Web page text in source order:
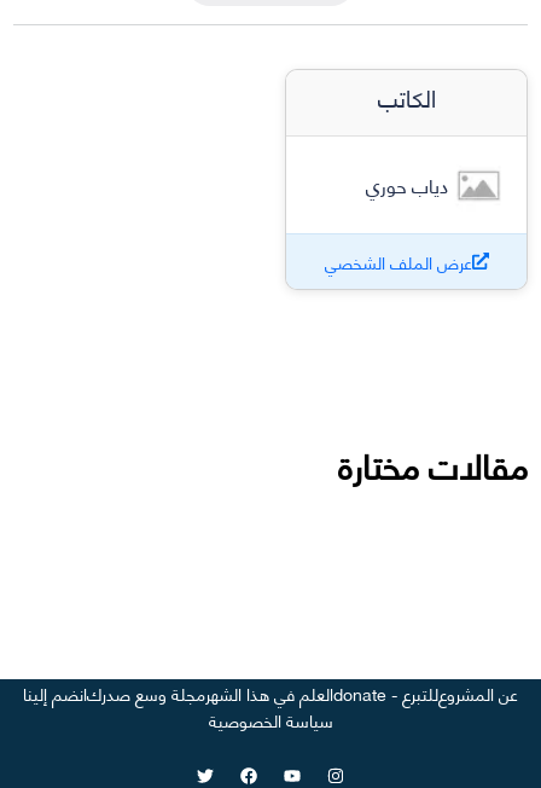
الكاتب
دياب حوري
عرض الملف الشخصي
مقالات مختارة
عن المشروعللتبرع - donate العلم في هذا الشهرمجلة وسع صدركانضم إلينا
سياسة الخصوصية